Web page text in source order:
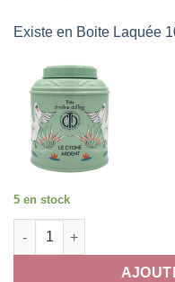
Existe en Boite Laquée
5 en stock
quantité de Le Cygne